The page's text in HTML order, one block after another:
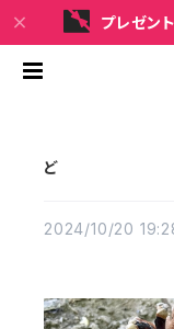
プレゼン
ど
2024/10/20